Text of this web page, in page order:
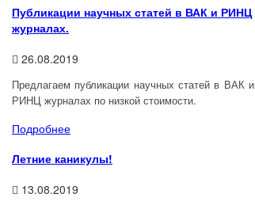
Публикации научных статей в ВАК и РИНЦ
журналах.
26.08.2019
Предлагаем публикации научных статей в ВАК и
РИНЦ журналах по низкой стоимости.
Подробнее
Летние каникулы!
13.08.2019